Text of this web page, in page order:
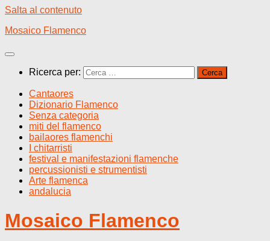
Salta al contenuto
Mosaico Flamenco
Ricerca per:
Cantaores
Dizionario Flamenco
Senza categoria
miti del flamenco
bailaores flamenchi
I chitarristi
festival e manifestazioni flamenche
percussionisti e strumentisti
Arte flamenca
andalucia
Mosaico Flamenco